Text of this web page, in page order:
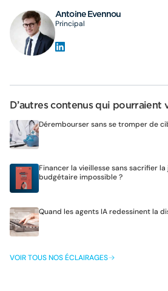
Antoine Evennou
Principal
D’autres contenus qui pourraient
Dérembourser sans se tromper de
Financer la vieillesse sans sacrifier la
budgétaire impossible ?
Quand les agents IA redessinent la
VOIR TOUS NOS ÉCLAIRAGES